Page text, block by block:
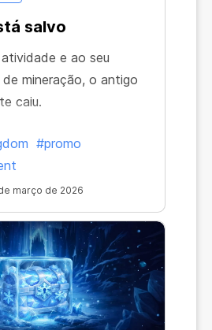
salvo
e ao seu
mineração, o antigo
caiu.
#promo
março de 2026